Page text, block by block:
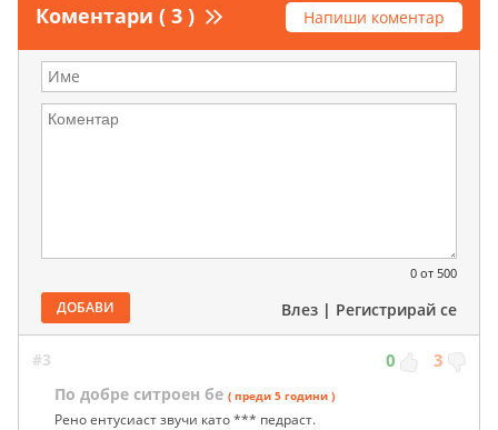
Коментари ( 3 ) Напиши коментар
0 от 500
ДОБАВИ Влез | Регистрирай се
#3 0 3
По добре ситроен бе ( преди 5 години )
Рено ентусиаст звучи като *** педраст.